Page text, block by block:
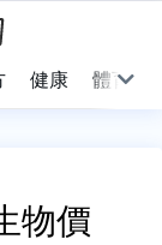
健康 體育
物價